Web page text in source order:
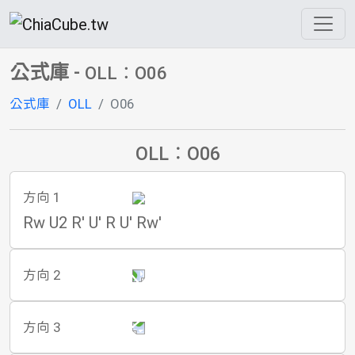
公式庫 - OLL：O06
公式庫 OLL O06
OLL：O06
方向 1
Rw U2 R' U' R U' Rw'
方向 2
方向 3